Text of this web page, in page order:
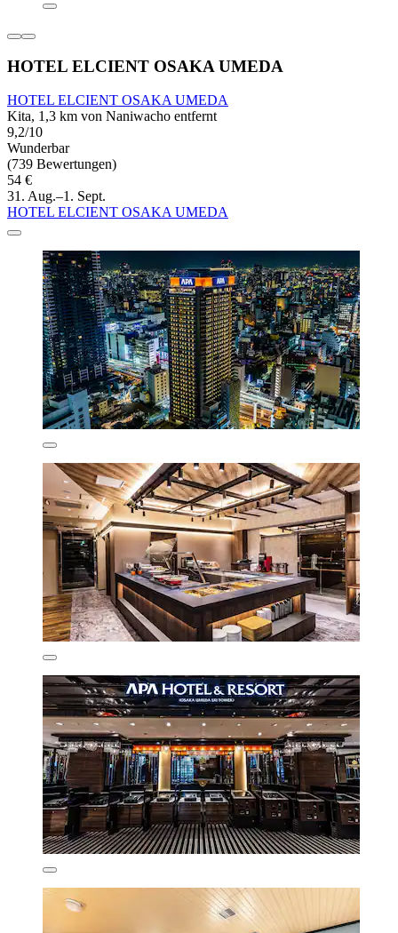
HOTEL ELCIENT OSAKA UMEDA
HOTEL ELCIENT OSAKA UMEDA
Kita, 1,3 km von Naniwacho entfernt
9,2/10
Wunderbar
(739 Bewertungen)
54 €
31. Aug.–1. Sept.
HOTEL ELCIENT OSAKA UMEDA